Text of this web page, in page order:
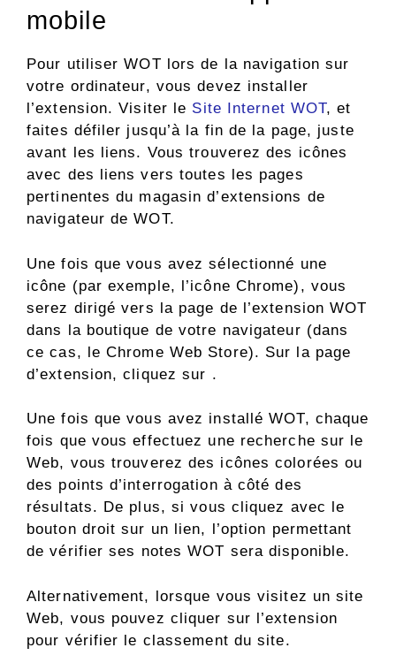
mobile
Pour utiliser WOT lors de la navigation sur
votre ordinateur, vous devez installer
l’extension. Visiter le Site Internet WOT, et
faites défiler jusqu’à la fin de la page, juste
avant les liens. Vous trouverez des icônes
avec des liens vers toutes les pages
pertinentes du magasin d’extensions de
navigateur de WOT.
Une fois que vous avez sélectionné une
icône (par exemple, l’icône Chrome), vous
serez dirigé vers la page de l’extension WOT
dans la boutique de votre navigateur (dans
ce cas, le Chrome Web Store). Sur la page
d’extension, cliquez sur .
Une fois que vous avez installé WOT, chaque
fois que vous effectuez une recherche sur le
Web, vous trouverez des icônes colorées ou
des points d’interrogation à côté des
résultats. De plus, si vous cliquez avec le
bouton droit sur un lien, l’option permettant
de vérifier ses notes WOT sera disponible.
Alternativement, lorsque vous visitez un site
Web, vous pouvez cliquer sur l’extension
pour vérifier le classement du site.